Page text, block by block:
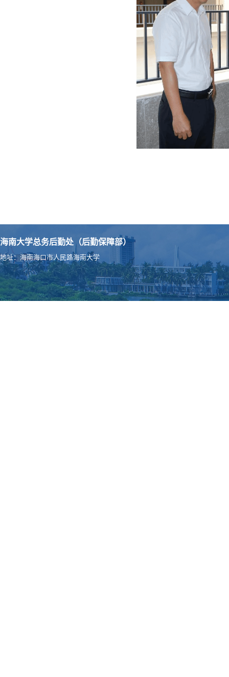
海南大学总务后勤处（后勤保障部）
地址：海南海口市人民路海南大学